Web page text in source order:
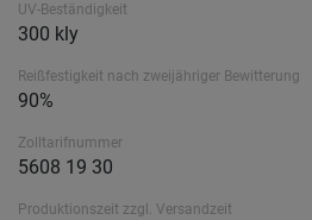
UV-Beständigkeit
300 kly
Reißfestigkeit nach zweijähriger Bewitterung
90%
Zolltarifnummer
5608 19 30
Produktionszeit zzgl. Versandzeit